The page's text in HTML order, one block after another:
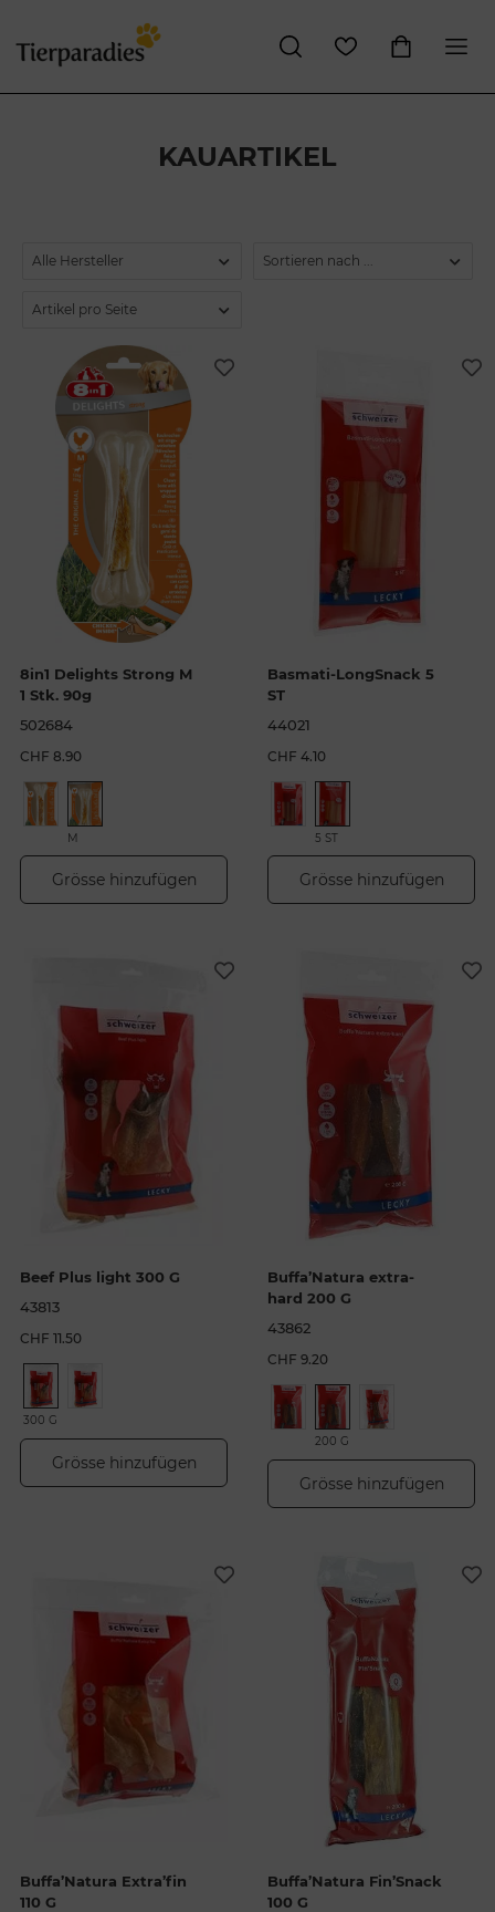
KAUARTIKEL
Alle Hersteller Sortieren nach ...
Artikel pro Seite
8in1 Delights Strong M
1 Stk. 90g
502684
CHF 8.90
M
Grösse hinzufügen
Basmati-LongSnack 5
ST
44021
CHF 4.10
5 ST
Grösse hinzufügen
Beef Plus light 300 G
43813
CHF 11.50
300 G
Grösse hinzufügen
Buffa’Natura extra-
hard 200 G
43862
CHF 9.20
200 G
Grösse hinzufügen
Buffa’Natura Extra’fin
110 G
Buffa’Natura Fin’Snack
100 G